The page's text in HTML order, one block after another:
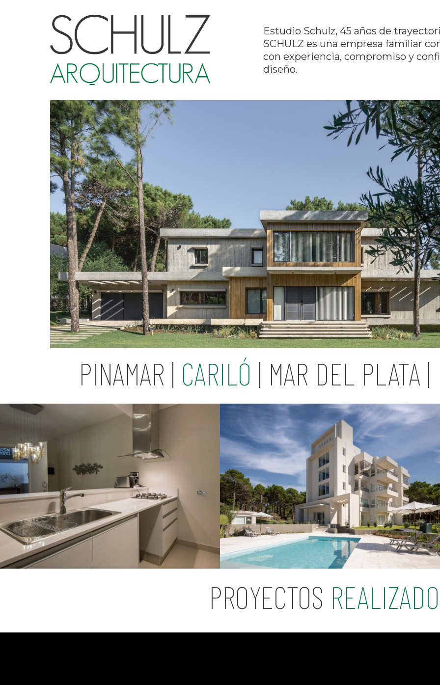
Estudio Schulz, 45 años de
SCHULZ es una empresa familiar
con experiencia, compromiso y
diseño.
PINAMAR | CARILÓ | MAR DEL PLATA |
PROYECTOS